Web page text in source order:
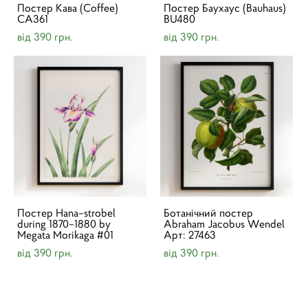
Постер Кава (Coffee)
CA361
від 390 грн.
Постер Баухаус (Bauhaus)
BU480
від 390 грн.
Постер Hana–strobel
during 1870–1880 by
Megata Morikaga #01
від 390 грн.
Ботанічний постер
Abraham Jacobus Wendel
Арт: 27463
від 390 грн.